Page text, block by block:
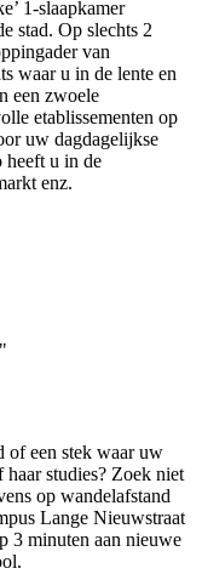
1-slaapkamer
stad. Op slechts 2
van
waar u in de lente en
een zwoele
etablissementen op
uw dagdagelijkse
heeft u in de
enz.
of een stek waar uw
studies? Zoek niet
op wandelafstand
Lange Nieuwstraat
3 minuten aan nieuwe